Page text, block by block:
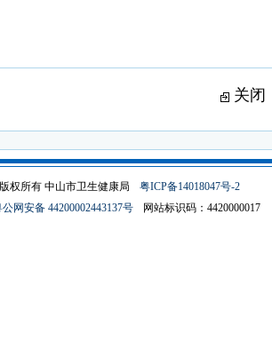
关闭
版权所有 中山市卫生健康局
粤ICP备14018047号-2
公网安备 44200002443137号
网站标识码：4420000017